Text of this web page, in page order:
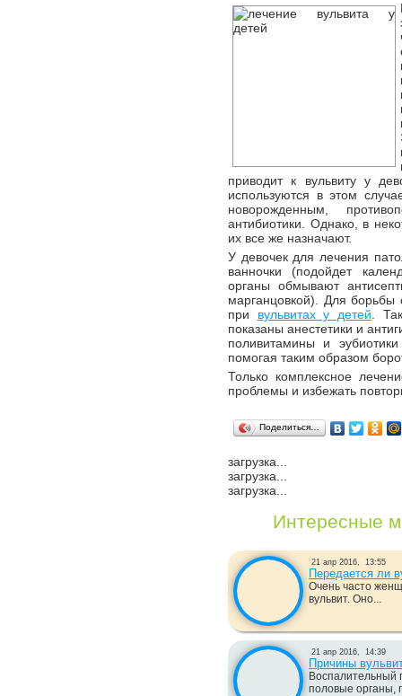
приводит к вульвиту у
используются в этом
новорожденным,
антибиотики. Однако, в
их все же назначают.
У девочек для лечения
ванночки (подойдет
органы обмывают
марганцовкой). Для
при вульвитах у детей .
показаны анестетики и
поливитамины и
помогая таким образом
Только комплексное
проблемы и избежать
Поделиться…
загрузка...
загрузка...
загрузка...
Интересные
21 апр 2016, 13:55
Передается ли
Очень часто
вульвит. Оно...
21 апр 2016, 14:39
Причины
Воспалительный
половые органы,